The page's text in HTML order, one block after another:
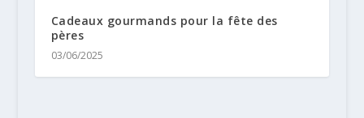
Cadeaux gourmands pour la fête des
pères
03/06/2025